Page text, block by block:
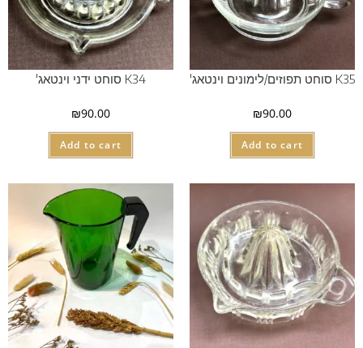
K35 סוחט תפוזים/לימונים וינטאג'
₪90.00
Add to cart
K34 סוחט ידני וינטאג'
₪90.00
Add to cart